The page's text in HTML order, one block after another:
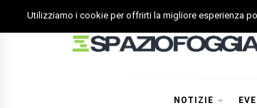
to
NOTIZIE
Utilizziamo i cookie per offrirti la migliore esperienza